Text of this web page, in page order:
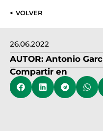
26.06.2022
AUTOR: Antonio
Compartir en
< VOLVER